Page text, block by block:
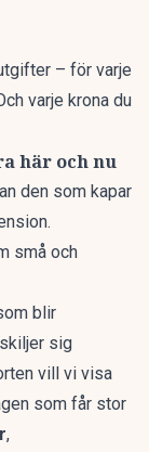
– för varje
varje krona du
här och nu
den som kapar
små och
blir
sig
vill vi visa
som får stor
,